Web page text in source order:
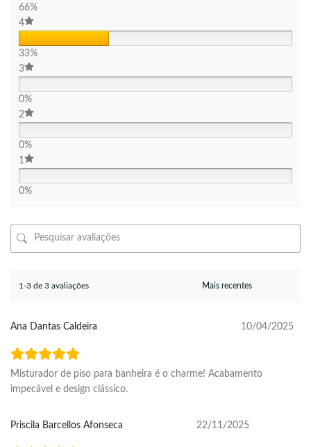
66%
4
33%
3
0%
2
0%
1
0%
1-3 de 3 avaliações
Ana Dantas Caldeira 10/04/2025
Misturador de piso para banheira é o charme! Acabamento
impecável e design clássico.
Priscila Barcellos Afonseca 22/11/2025